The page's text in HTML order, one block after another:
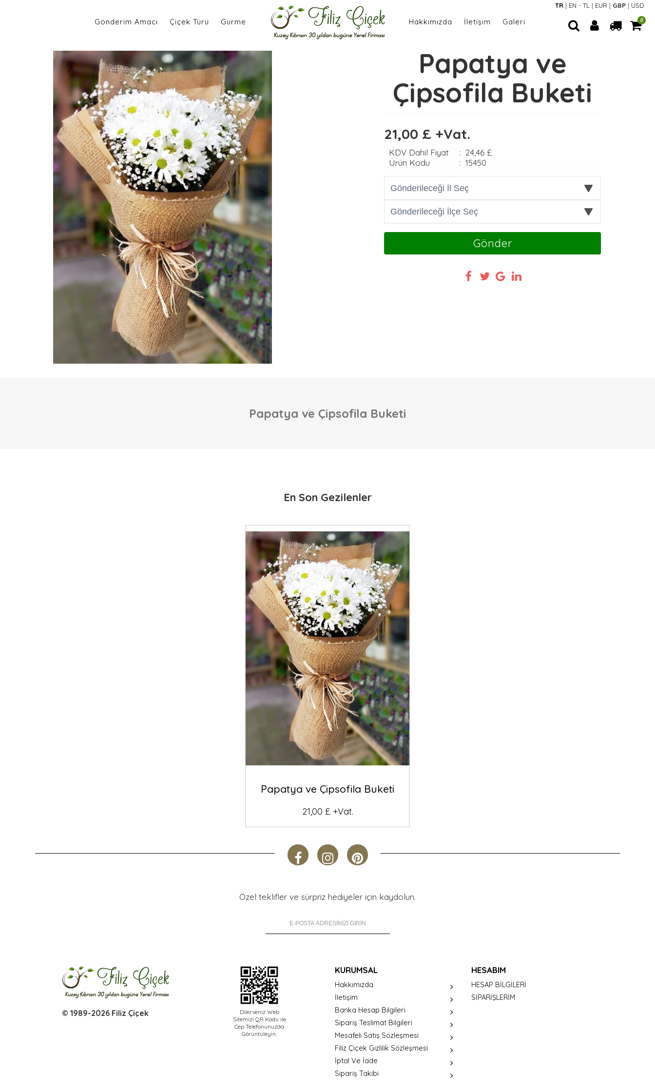
TR | EN - TL | EUR | GBP | USD
0
Gönderim Amacı Çiçek Türü Gurme Hakkımızda İletişim Galeri
Papatya ve
Çipsofila Buketi
21,00 £ +Vat.
KDV Dahil Fiyat : 24,46 £
Ürün Kodu
:15450
Gönder
Papatya ve Çipsofila Buketi
En Son Gezilenler
Papatya ve Çipsofila Buketi
21,00 £ +Vat.
Özel teklifler ve sürpriz hediyeler için kaydolun.
© 1989-2026 Filiz Çiçek
Dilerseniz Web
Sitemizi QR Kodu ile
Cep Telefonunuzda
Görüntüleyin.
KURUMSAL
Hakkımızda
İletişim
Banka Hesap Bilgileri
Sipariş Teslimat Bilgileri
Mesafeli Satış Sözleşmesi
Filiz Çiçek Gizlilik Sözleşmesi
İptal Ve İade
Sipariş Takibi
HESABIM
HESAP BİLGİLERİ
SİPARİŞLERİM